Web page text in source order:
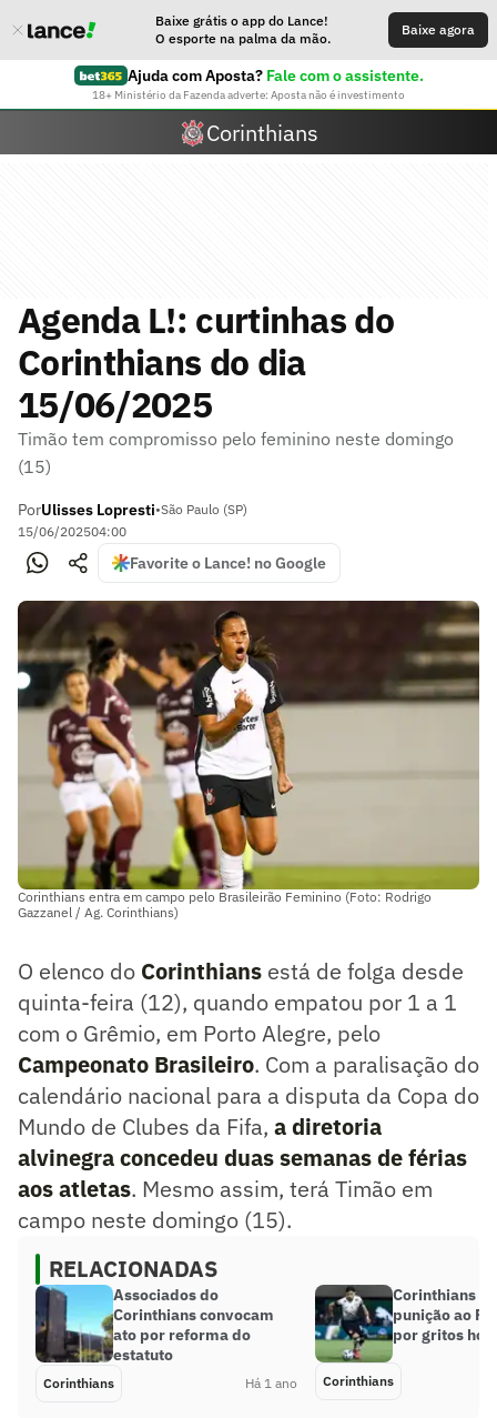
Baixe grátis o app do Lance!
O esporte na palma da mão.
Baixe agora
Ajuda com Aposta? Fale com o assistente.
18+ Ministério da Fazenda adverte: Aposta não é investimento
Corinthians
Agenda L!: curtinhas do
Corinthians do dia
15/06/2025
Timão tem compromisso pelo feminino neste domingo
(15)
PorUlisses Lopresti•São Paulo (SP)
15/06/202504:00
Favorite o Lance! no Google
Corinthians entra em campo pelo Brasileirão Feminino (Foto: Rodrigo
Gazzanel / Ag. Corinthians)
O elenco do Corinthians está de folga desde
quinta-feira (12), quando empatou por 1 a 1
com o Grêmio, em Porto Alegre, pelo
Campeonato Brasileiro. Com a paralisação do
calendário nacional para a disputa da Copa do
Mundo de Clubes da Fifa, a diretoria
alvinegra concedeu duas semanas de férias
aos atletas. Mesmo assim, terá Timão em
campo neste domingo (15).
RELACIONADAS
Associados do
Corinthians convocam
ato por reforma do
estatuto
Corinthians Há 1 ano
Corinthians
punição ao
por gritos
Corinthians